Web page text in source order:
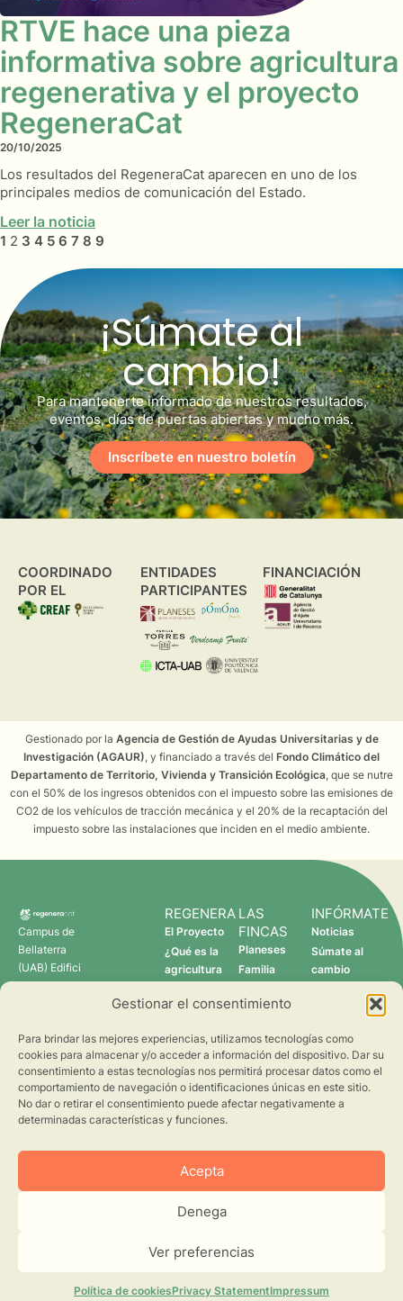
Gestionar el consentimiento
Para brindar las mejores experiencias, utilizamos tecnologías como
cookies para almacenar y/o acceder a información del dispositivo. Dar su
consentimiento a estas tecnologías nos permitirá procesar datos como el
comportamiento de navegación o identificaciones únicas en este sitio.
No dar o retirar el consentimiento puede afectar negativamente a
determinadas características y funciones.
Acepta
Denega
Ver preferencias
Política de cookiesPrivacy StatementImpressum
RTVE hace una pieza
informativa sobre agricultura
regenerativa y el proyecto
RegeneraCat
20/10/2025
Los resultados del RegeneraCat aparecen en uno de los
principales medios de comunicación del Estado.
Leer la noticia
1 2 3 4 5 6 7 8 9
¡Súmate al
cambio!
Para mantenerte informado de nuestros resultados,
eventos, días de puertas abiertas y mucho más.
Inscríbete en nuestro boletín
COORDINADO
POR EL
ENTIDADES
PARTICIPANTES
FINANCIACIÓN
Gestionado por la Agencia de Gestión de Ayudas Universitarias y de
Investigación (AGAUR) , y financiado a través del Fondo Climático del
Departamento de Territorio, Vivienda y Transición Ecológica , que se nutre
con el 50% de los ingresos obtenidos con el impuesto sobre las emisiones de
CO2 de los vehículos de tracción mecánica y el 20% de la recaptación del
impuesto sobre las instalaciones que inciden en el medio ambiente.
Campus de
Bellaterra
(UAB) Edifici
C 08193
regenera@creaf.uab.cat
REGENERA
El Proyecto
¿Qué es la
agricultura
Quién somos
LAS
FINCAS
Planeses
Familia
Verdcamp
Pomona
Fruits
INFÓRMATE
Noticias
Súmate al
cambio